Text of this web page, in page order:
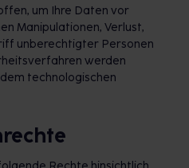
um Ihre Daten vor
Manipulationen, Verlust,
unberechtigter Personen
werden
technologischen